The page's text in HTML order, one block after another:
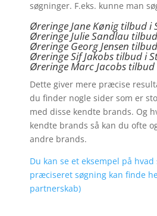
søgninger. F.eks. kunne man
Øreringe Jane Kønig tilbud i
Øreringe Julie Sandlau
Øreringe Georg Jensen
ØreringeSif Jakobs tilbud i
Øreringe Marc Jacobs
Dette giver mere præcise
du finder nogle sider som er
med disse kendte brands. Og
kendte brands så kan du ofte
andre brands.
Du kan se et eksempel på hvad
præciseret søgning kan finde
partnerskab)